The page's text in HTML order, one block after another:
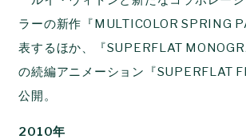
ラーの新作『MULTICOLOR SPRING
表するほか、『SUPERFLAT
の続編アニメーション『SUPERFLAT
公開。
2010年